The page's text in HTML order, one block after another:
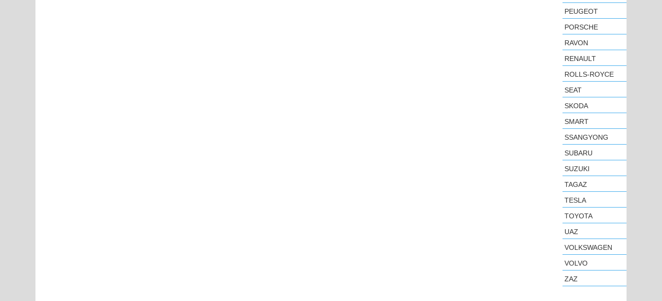
PEUGEOT
PORSCHE
RAVON
RENAULT
ROLLS-ROYCE
SEAT
SKODA
SMART
SSANGYONG
SUBARU
SUZUKI
TAGAZ
TESLA
TOYOTA
UAZ
VOLKSWAGEN
VOLVO
ZAZ